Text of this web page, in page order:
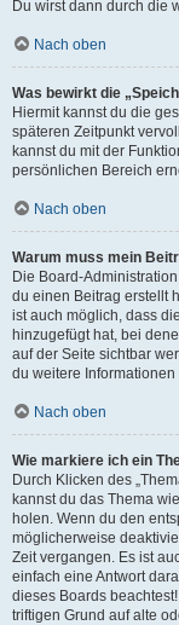
Du wirst dann durch die
Nach oben
Was bewirkt die
Hiermit kannst du die
späteren Zeitpunkt
kannst du mit der
persönlichen Bereich
Nach oben
Warum muss mein
Die Board-
du einen Beitrag erstellt
ist auch möglich, dass
hinzugefügt hat, bei
auf der Seite sichtbar
du weitere
Nach oben
Wie markiere ich ein
Durch Klicken des
kannst du das Thema
holen. Wenn du den
möglicherweise
Zeit vergangen. Es ist
einfach eine Antwort
dieses Boards
triftigen Grund auf alte